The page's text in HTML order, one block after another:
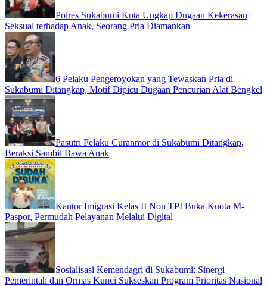
Polres Sukabumi Kota Ungkap Dugaan Kekerasan
Seksual terhadap Anak, Seorang Pria Diamankan
6 Pelaku Pengeroyokan yang Tewaskan Pria di
Sukabumi Ditangkap, Motif Dipicu Dugaan Pencurian Alat Bengkel
Pasutri Pelaku Curanmor di Sukabumi Ditangkap,
Beraksi Sambil Bawa Anak
Kantor Imigrasi Kelas II Non TPI Buka Kuota M-
Paspor, Permudah Pelayanan Melalui Digital
Sosialisasi Kemendagri di Sukabumi: Sinergi
Pemerintah dan Ormas Kunci Sukseskan Program Prioritas Nasional